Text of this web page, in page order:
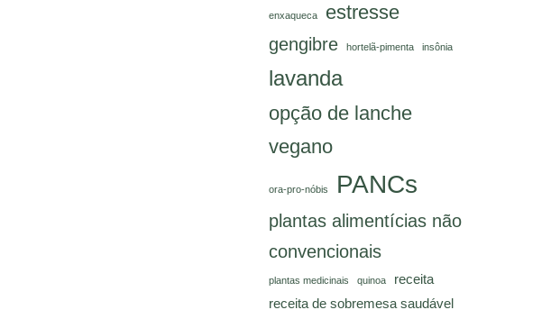
enxaqueca estresse
gengibre hortelã-pimenta insônia
lavanda
opção de lanche
vegano
ora-pro-nóbis PANCs
plantas alimentícias não
convencionais
plantas medicinais quinoa
receita
receita de sobremesa saudável